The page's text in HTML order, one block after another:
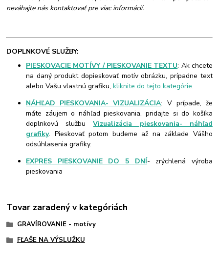
neváhajte nás kontaktovať pre viac informácií.
DOPLNKOVÉ SLUŽBY:
PIESKOVACIE MOTÍVY / PIESKOVANIE TEXTU: Ak chcete
na daný produkt dopieskovať motív obrázku, prípadne text
alebo Vašu vlastnú grafiku,kliknite do tejto kategórie.
NÁHĽAD PIESKOVANIA- VIZUALIZÁCIA: V prípade, že
máte záujem o náhľad pieskovania, pridajte si do košíka
doplnkovú službuVizualizácia pieskovania- náhľad
grafiky. Pieskovať potom budeme až na základe Vášho
odsúhlasenia grafiky.
EXPRES PIESKOVANIE DO 5 DNÍ- zrýchlená výroba
pieskovania
Tovar zaradený v kategóriách
GRAVÍROVANIE - motívy
FĽAŠE NA VÝSLUŽKU